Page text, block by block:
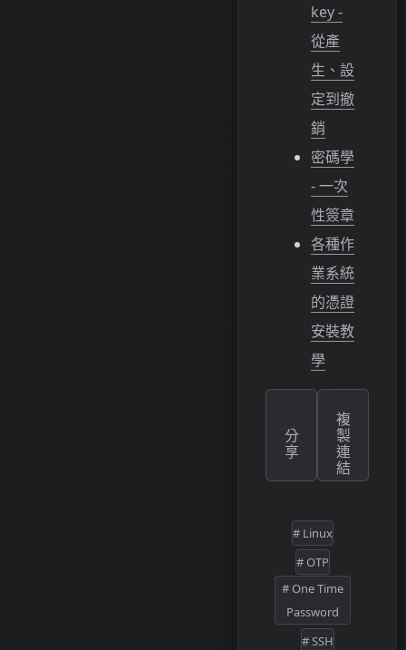
key -
從產
生、設
定到撤
銷
密碼學
- 一次
性簽章
各種作
業系統
的憑證
安裝教
學
分
享
複
製
連
結
# Linux
# OTP
# One Time
Password
# SSH